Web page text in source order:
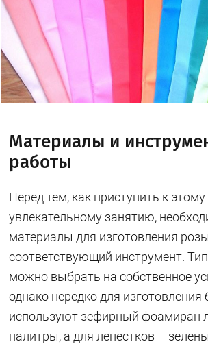
Материалы и
работы
Перед тем, как приступить к этому
увлекательному занятию,
материалы для изготовления
соответствующий инструмент.
можно выбрать на собственное
однако нередко для изготовления
используют зефирный фоамиран
палитры, а для лепестков –